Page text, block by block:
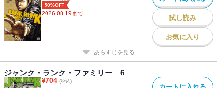
50%OFF
2026.08.19まで
試し読み
お気に入り
あらすじを見る
ジャンク・ランク・ファミリー 6
¥704 (税込)